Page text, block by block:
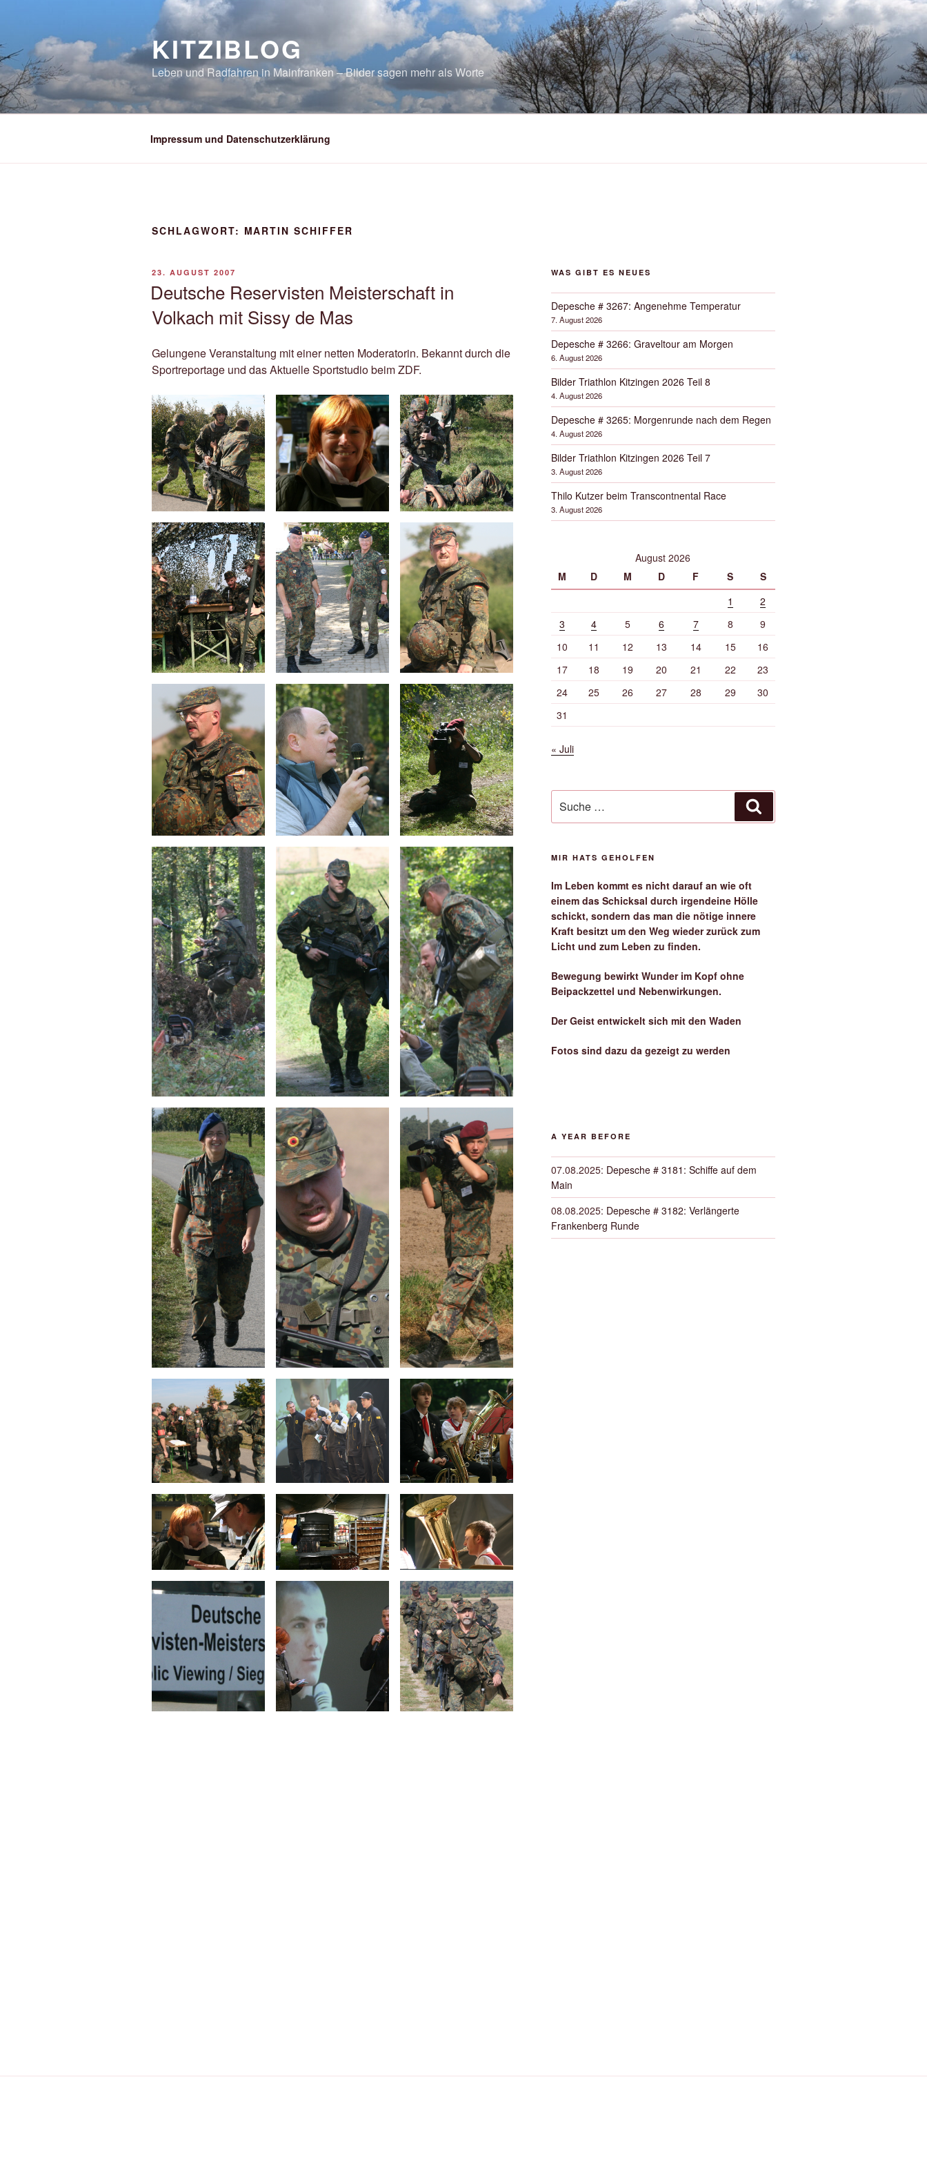
springen
KITZIBLOG
Leben und Radfahren in Mainfranken – Bilder sagen mehr als Worte
Impressum und Datenschutzerklärung
SCHLAGWORT: MARTIN SCHIFFER
VERÖFFENTLICHT
23. AUGUST 2007
Deutsche Reservisten Meisterschaft in
Volkach mit Sissy de Mas
Gelungene Veranstaltung mit einer netten Moderatorin. Bekannt durch die
Sportreportage und das Aktuelle Sportstudio beim ZDF.
WAS GIBT ES NEUES
Depesche # 3267: Angenehme Temperatur
7. August 2026
Depesche # 3266: Graveltour am Morgen
6. August 2026
Bilder Triathlon Kitzingen 2026 Teil 8
4. August 2026
Depesche # 3265: Morgenrunde nach dem Regen
4. August 2026
Bilder Triathlon Kitzingen 2026 Teil 7
3. August 2026
Thilo Kutzer beim Transcontnental Race
3. August 2026
August 2026
M
D M D F S
S
1
2
3
4 5 6 7 8
9
10
11 12 13 14 15
16
17
18 19 20 21 22
23
24
25 26 27 28 29
30
31
« Juli
nach:
MIR HATS GEHOLFEN
Im Leben kommt es nicht darauf an wie oft
einem das Schicksal durch irgendeine Hölle
schickt, sondern das man die nötige innere
Kraft besitzt um den Weg wieder zurück zum
Licht und zum Leben zu finden.
Bewegung bewirkt Wunder im Kopf ohne
Beipackzettel und Nebenwirkungen.
Der Geist entwickelt sich mit den Waden
Fotos sind dazu da gezeigt zu werden
A YEAR BEFORE
07.08.2025: Depesche # 3181: Schiffe auf dem
Main
08.08.2025: Depesche # 3182: Verlängerte
Frankenberg Runde